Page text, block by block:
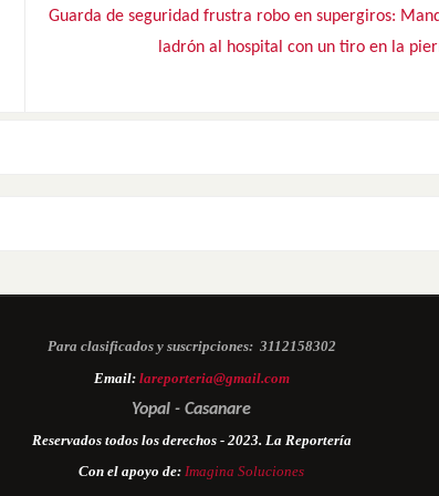
Guarda de seguridad frustra robo en supergiros:
ladrón al hospital con un tiro en la
Para clasificados y suscripciones: 3112158302
Email: lareporteria@gmail.com
Yopal - Casanare
Reservados todos los derechos - 2023. La Reportería
Con el apoyo de: Imagina Soluciones